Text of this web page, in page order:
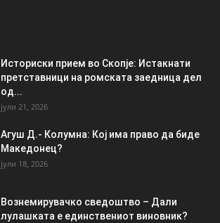
Историски прием во Скопје: Истакнати
претставници на ромската заедница дел
од...
јули 21, 2026
Агуш Д.- Колумна: Кој има право да биде
Македонец?
јули 18, 2026
Вознемирувачко сведоштво – Дали
лулашката е единствениот виновник?